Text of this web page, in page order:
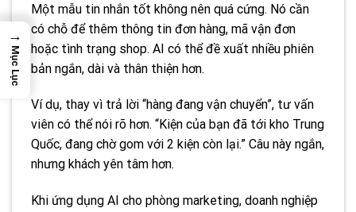
Một mẫu tin nhắn tốt không nên quá cứng. Nó cần
có chỗ để thêm thông tin đơn hàng, mã vận đơn
hoặc tình trạng shop. AI có thể đề xuất nhiều phiên
bản ngắn, dài và thân thiện hơn.
Ví dụ, thay vì trả lời “hàng đang vận chuyển”, tư vấn
viên có thể nói rõ hơn. “Kiện của bạn đã tới kho Trung
Quốc, đang chờ gom với 2 kiện còn lại.” Câu này ngắn,
nhưng khách yên tâm hơn.
Khi ứng dụng AI cho phòng marketing, doanh nghiệp
→
Mục Lục